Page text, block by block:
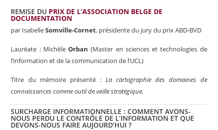
REMISE DU PRIX DE L’ASSOCIATION BELGE DE
DOCUMENTATION
par IsabelleSomville-Cornet, présidente du jury du prix ABD-BVD
Lauréate : MichèleOrban (Master en sciences et technologies de
l’information et de la communication de l’UCL)
Titre du mémoire présenté : La cartographie des domaines de
connaissances comme outil de veille stratégique.
SURCHARGE INFORMATIONNELLE : COMMENT AVONS-
NOUS PERDU LE CONTRÔLE DE L’INFORMATION ET QUE
DEVONS-NOUS FAIRE AUJOURD’HUI ?